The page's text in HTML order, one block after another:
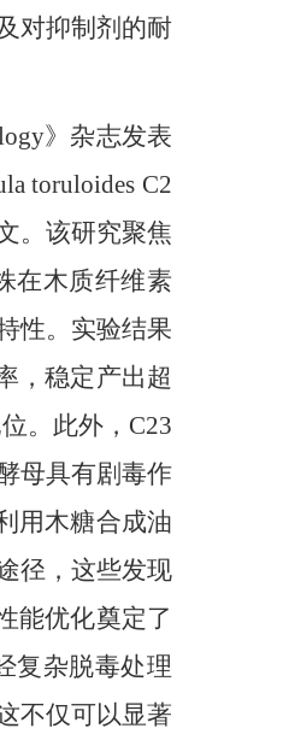
对抑制剂的耐
》杂志发表
toruloides C2
。该研究聚焦
在木质纤维素
性。实验结果
，稳定产出超
。此外，C23
母具有剧毒作
用木糖合成油
径，这些发现
能优化奠定了
复杂脱毒处理
不仅可以显著